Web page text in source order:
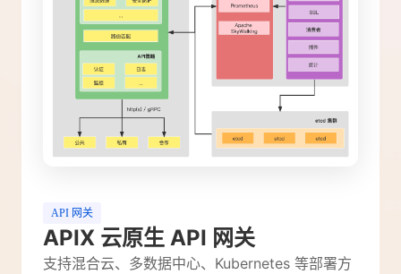
API 网关
APIX 云原生 API 网关
支持混合云、多数据中心、Kubernetes 等部署方